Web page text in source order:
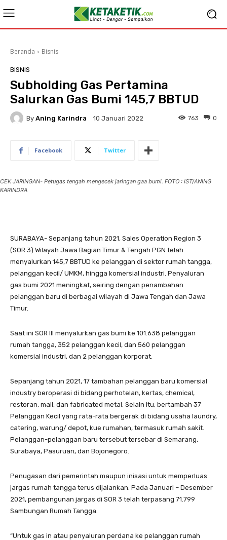
Beranda Bisnis
BISNIS
Subholding Gas Pertamina
Salurkan Gas Bumi 145,7 BBTUD
By Aning Karindra 10 Januari 2022 0
763
Facebook Twitter
CEK JARINGAN- Petugas tengah mengecek jaringan gaa bumi. FOTO : IST/ANING
KARINDRA
SURABAYA- Sepanjang tahun 2021, Sales Operation Region 3
(SOR 3) Wilayah Jawa Bagian Timur & Tengah PGN telah
menyalurkan 145,7 BBTUD ke pelanggan di sektor rumah tangga,
pelanggan kecil/ UMKM, hingga komersial industri. Penyaluran
gas bumi 2021 meningkat, seiring dengan penambahan
pelanggan baru di berbagai wilayah di Jawa Tengah dan Jawa
Timur.
Saat ini SOR III menyalurkan gas bumi ke 101.638 pelanggan
rumah tangga, 352 pelanggan kecil, dan 560 pelanggan
komersial industri, dan 2 pelanggan korporat.
Sepanjang tahun 2021, 17 tambahan pelanggan baru komersial
industry beroperasi di bidang perhotelan, kertas, chemical,
restoran, mall, dan fabricated metal. Selain itu, bertambah 37
Pelanggan Kecil yang rata-rata bergerak di bidang usaha laundry,
catering, warung/ depot, kue rumahan, termasuk rumah sakit.
Pelanggan-pelanggan baru tersebut tersebar di Semarang,
Surabaya, Pasuruan, dan Bojonegoro.
Penugasan dari pemerintah maupun inisasi untuk memperluas
jargas rumah tangga terus dijalankan. Pada Januari – Desember
2021, pembangunan jargas di SOR 3 telah terpasang 71.799
Sambungan Rumah Tangga.
“Untuk gas in atau penyaluran perdana ke pelanggan rumah